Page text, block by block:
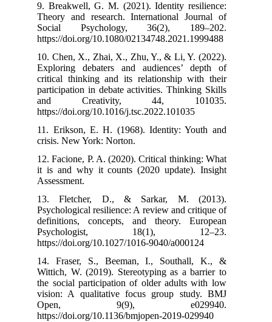
9. Breakwell,
Theory and
Social
https://doi.org/
10. Chen, X.,
Exploring
critical
participation in
and
11. Erikson,
12. Facione,
it is and why
13.
Psychological
definitions,
14. Fraser,
Wittich, W.
the social
vision: A
Open,
https://doi.org/